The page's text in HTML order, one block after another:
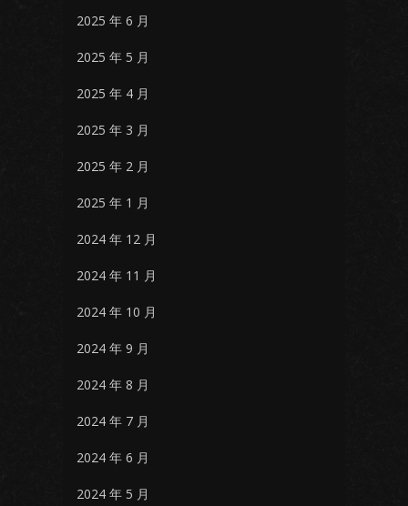
2025 年 6 月
2025 年 5 月
2025 年 4 月
2025 年 3 月
2025 年 2 月
2025 年 1 月
2024 年 12 月
2024 年 11 月
2024 年 10 月
2024 年 9 月
2024 年 8 月
2024 年 7 月
2024 年 6 月
2024 年 5 月